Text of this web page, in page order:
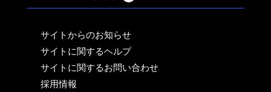
サイトからのお知らせ
サイトに関するヘルプ
サイトに関するお問い合わせ
採用情報